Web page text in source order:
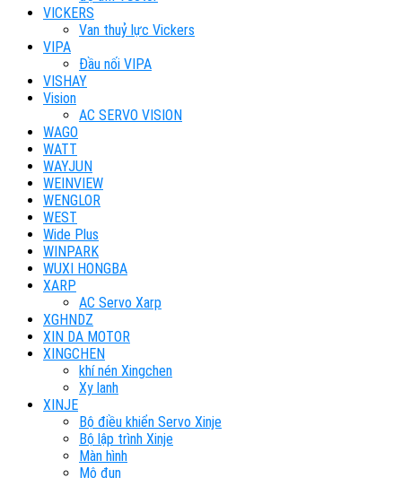
VICKERS
Van thuỷ lực Vickers
VIPA
Đầu nối VIPA
VISHAY
Vision
AC SERVO VISION
WAGO
WATT
WAYJUN
WEINVIEW
WENGLOR
WEST
Wide Plus
WINPARK
WUXI HONGBA
XARP
AC Servo Xarp
XGHNDZ
XIN DA MOTOR
XINGCHEN
khí nén Xingchen
Xy lanh
XINJE
Bộ điều khiển Servo Xinje
Bộ lập trình Xinje
Màn hình
Mô đun